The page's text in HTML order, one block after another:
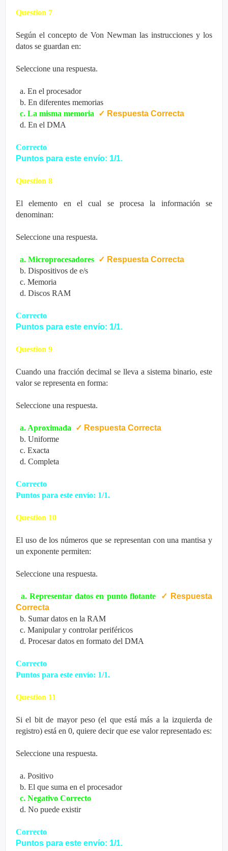
Question 7
Según el concepto de Von Newman las instrucciones y los
datos se guardan en:
Seleccione una respuesta.
a. En el procesador
b. En diferentes memorias
c. La misma memoria
✓ Respuesta Correcta
d. En el DMA
Correcto
Puntos para este envío: 1/1.
Question 8
El elemento en el cual se procesa la información se
denominan:
Seleccione una respuesta.
a. Microprocesadores ✓ Respuesta Correcta
b. Dispositivos de e/s
c. Memoria
d. Discos RAM
Correcto
Puntos para este envío: 1/1.
Question 9
Cuando una fracción decimal se lleva a sistema binario, este
valor se representa en forma:
Seleccione una respuesta.
a. Aproximada ✓ Respuesta Correcta
b. Uniforme
c. Exacta
d. Completa
Correcto
Puntos para este envío: 1/1.
Question 10
El uso de los números que se representan con una mantisa y
un exponente permiten:
Seleccione una respuesta.
a. Representar datos en punto flotante ✓ Respuesta
Correcta
b. Sumar datos en la RAM
c. Manipular y controlar periféricos
d. Procesar datos en formato del DMA
Correcto
Puntos para este envío: 1/1.
Question 11
Si el bit de mayor peso (el que está más a la izquierda de
registro) está en 0, quiere decir que ese valor representado es:
Seleccione una respuesta.
a. Positivo
b. El que suma en el procesador
c. Negativo Correcto
d. No puede existir
Correcto
Puntos para este envío: 1/1.